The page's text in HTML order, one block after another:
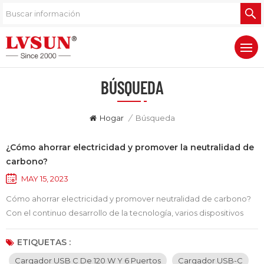
BÚSQUEDA
Hogar / Búsqueda
¿Cómo ahorrar electricidad y promover la neutralidad de
carbono?
MAY 15, 2023
Cómo ahorrar electricidad y promover neutralidad de carbono?
Con el continuo desarrollo de la tecnología, varios dispositivos
inteligentes se han convertido en una parte indispensable de
nuestra vida diaria. Sin embargo, el uso de estos dispositivos
también trae problemas ambientales como el consumo de
ETIQUETAS :
Cargador USB C De 120 W Y 6 Puertos
Cargador USB-C